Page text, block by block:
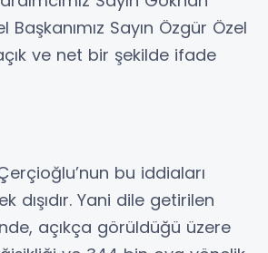
Başkanımız Sayın Özgür Özel
ve net bir şekilde ifade
bu iddiaları
dışıdır. Yani dile getirilen
açıkça görüldüğü üzere